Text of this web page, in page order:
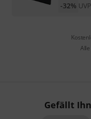
-32%
Gefällt